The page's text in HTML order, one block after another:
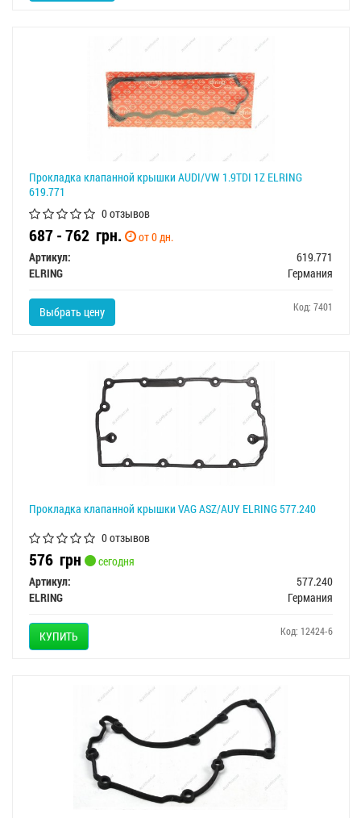
Прокладка клапанной крышки AUDI/VW 1.9TDI 1Z ELRING
619.771
0 отзывов
687 - 762 грн.
от 0 дн.
Артикул:
619.771
ELRING
Германия
Выбрать цену Код: 7401
Прокладка клапанной крышки VAG ASZ/AUY ELRING 577.240
0 отзывов
576 грн
сегодня
Артикул:
577.240
ELRING
Германия
КУПИТЬ Код: 12424-6